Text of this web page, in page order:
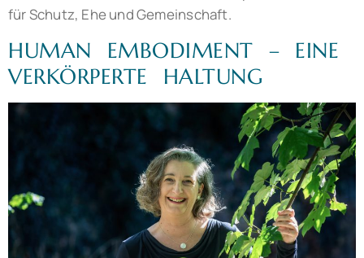
für Schutz, Ehe und Gemeinschaft.
HUMAN EMBODIMENT – EINE
VERKÖRPERTE HALTUNG